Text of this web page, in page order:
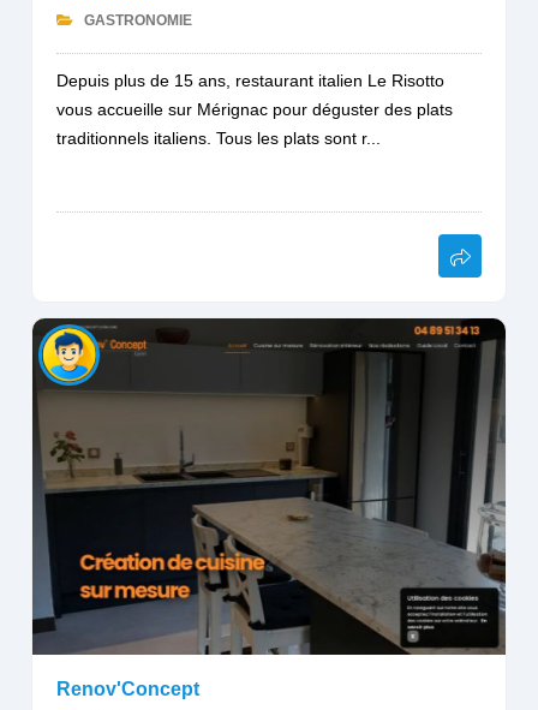
GASTRONOMIE
Depuis plus de 15 ans, restaurant italien Le Risotto
vous accueille sur Mérignac pour déguster des plats
traditionnels italiens. Tous les plats sont r...
Renov'Concept